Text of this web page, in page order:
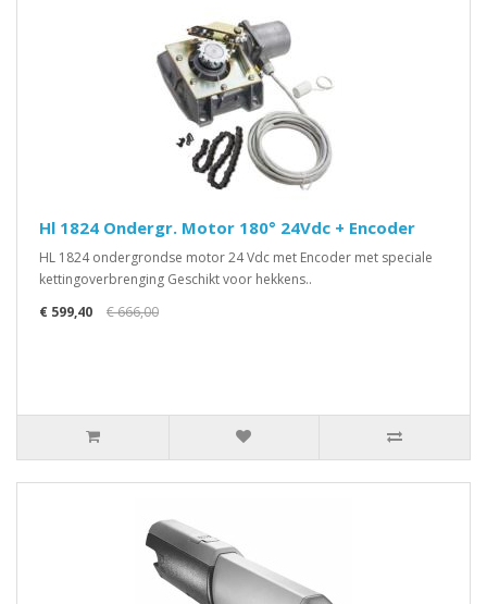
Hl 1824 Ondergr. Motor 180° 24Vdc + Encoder
HL 1824 ondergrondse motor 24 Vdc met Encoder met speciale
kettingoverbrenging Geschikt voor hekkens..
€ 599,40
€ 666,00